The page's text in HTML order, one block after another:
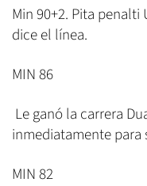
Min 90+2. Pita
dice el línea.
MIN 86
Le ganó la carrera
inmediatamente para
MIN 82